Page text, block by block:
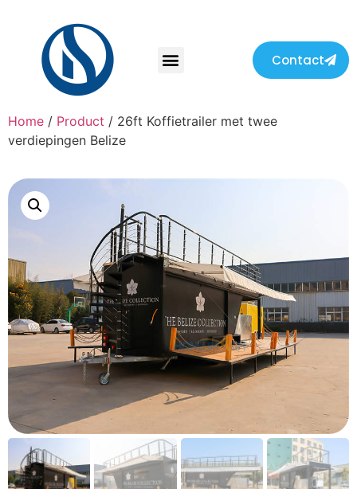
Contact
Home / Product / 26ft Koffietrailer met twee
verdiepingen Belize